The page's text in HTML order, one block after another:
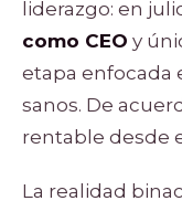
liderazgo: en
como CEO y
etapa enfocada
sanos. De
rentable desde
La realidad